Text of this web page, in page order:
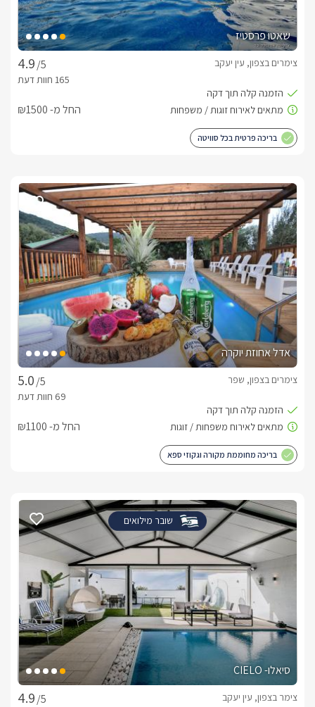
שאטו פרסטיז
/5
צימרים בצפון, עין יעקב
החל מ- ₪1500
בריכה פרטית בכל סוויטה
אדל אחוזת יוקרה
/5
צימרים בצפון, שפר
החל מ- ₪1100
בריכה מחוממת מקורה וגקוזי ספא
שובר מילואים
סיאלו- CIELO
/5
צימר בצפון, עין יעקב